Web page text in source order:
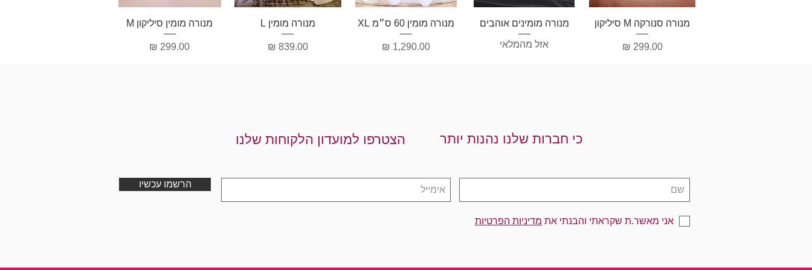
תצוגה מהירה
מנורה סנורקה M סיליקון
מחיר‏299.00 ‏₪
תצוגה מהירה
מנורה מומינים אוהבים
אזל מהמלאי
תצוגה מהירהמנורה מומין 60 ס״מ XL
מחיר
תצוגה מהירה
מנורה מומין L
מחיר‏839.00 ‏₪
תצוגה מהירה
מנורה מומין סיליקון M
מחיר
הצטרפו למועדון הלקוחות שלנו כי חברות שלנו נהנות יותר
הרשמו עכשיו
אני מאשר.ת שקראתי והבנתי את מדיניות הפרטיות